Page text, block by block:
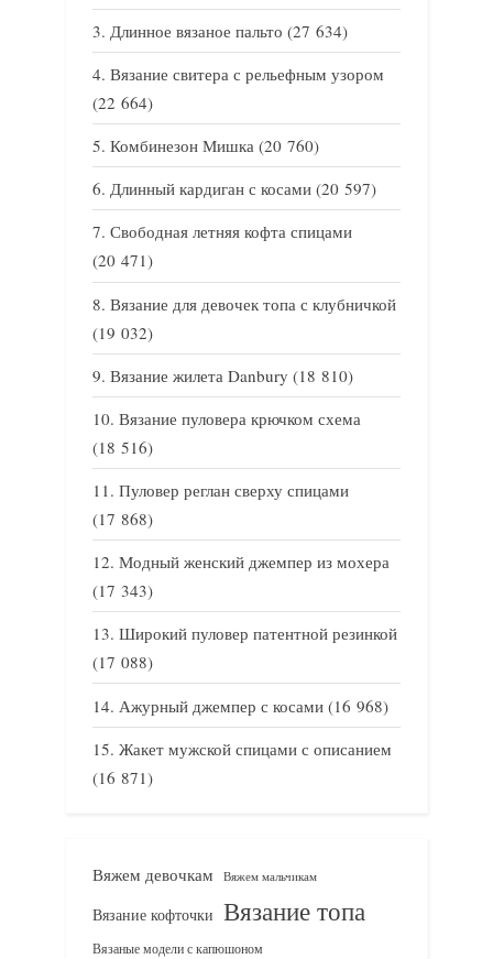
Длинное вязаное пальто (27 634)
Вязание свитера с рельефным узором
(22 664)
Комбинезон Мишка (20 760)
Длинный кардиган с косами (20 597)
Свободная летняя кофта спицами
(20 471)
Вязание для девочек топа с клубничкой
(19 032)
Вязание жилета Danbury (18 810)
Вязание пуловера крючком схема
(18 516)
Пуловер реглан сверху спицами
(17 868)
Модный женский джемпер из мохера
(17 343)
Широкий пуловер патентной резинкой
(17 088)
Ажурный джемпер с косами (16 968)
Жакет мужской спицами с описанием
(16 871)
Вяжем девочкам Вяжем мальчикам
Вязание кофточки Вязание топа
Вязаные модели с капюшоном